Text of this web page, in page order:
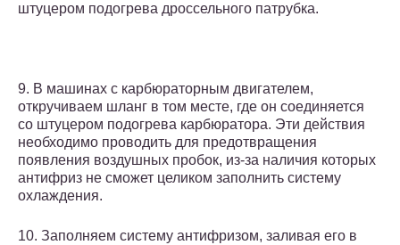
штуцером подогрева дроссельного патрубка.
9. В машинах с карбюраторным двигателем,
откручиваем шланг в том месте, где он соединяется
со штуцером подогрева карбюратора. Эти действия
необходимо проводить для предотвращения
появления воздушных пробок, из-за наличия которых
антифриз не сможет целиком заполнить систему
охлаждения.
10. Заполняем систему антифризом, заливая его в